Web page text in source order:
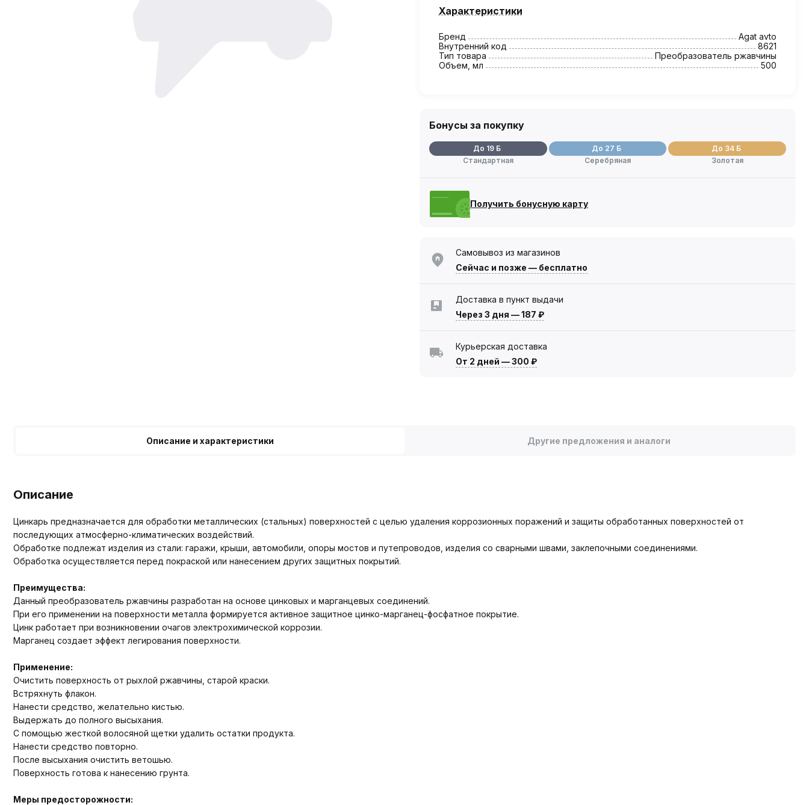
Характеристики
Бренд
Agat avto
Внутренний код
8621
Тип товара
Преобразователь ржавчины
Объем, мл
500
Бонусы за покупку
До 19 Б
Стандартная
До 27 Б
Серебряная
До 34 Б
Золотая
Получить бонусную карту
Самовывоз из магазинов
Сейчас и позже — бесплатно
Доставка в пункт выдачи
Через 3 дня —187 ₽
Курьерская доставка
От 2 дней —300 ₽
Описание и характеристики Другие предложения и аналоги
Описание
Цинкарь предназначается для обработки металлических (стальных) поверхностей с целью удаления коррозионных поражений и защиты обработанных поверхностей от
последующих атмосферно-климатических воздействий.
Обработке подлежат изделия из стали: гаражи, крыши, автомобили, опоры мостов и путепроводов, изделия со сварными швами, заклепочными соединениями.
Обработка осуществляется перед покраской или нанесением других защитных покрытий.
Преимущества:
Данный преобразователь ржавчины разработан на основе цинковых и марганцевых соединений.
При его применении на поверхности металла формируется активное защитное цинко-марганец-фосфатное покрытие.
Цинк работает при возникновении очагов электрохимической коррозии.
Марганец создает эффект легирования поверхности.
Применение:
Очистить поверхность от рыхлой ржавчины, старой краски.
Встряхнуть флакон.
Нанести средство, желательно кистью.
Выдержать до полного высыхания.
С помощью жесткой волосяной щетки удалить остатки продукта.
Нанести средство повторно.
После высыхания очистить ветошью.
Поверхность готова к нанесению грунта.
Меры предосторожности: